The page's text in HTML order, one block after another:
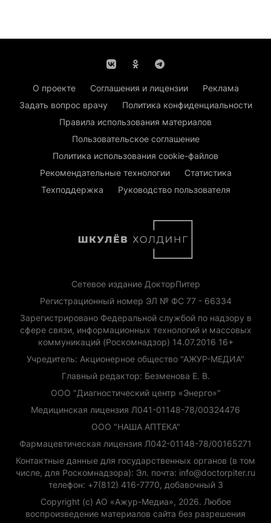
О проекте Соглашения и лицензии
Реклама
Задать вопрос врачу
Политика конфиденциальности
Правила использования материалов
Пользовательское соглашение
Политика использования cookie-файлов
Рекомендательные технологии
Статистика
Техподдержка
Руководство пользователя
Сетевое издание ДокторПитер
Регистрационный номер ЭЛ № ФС 77 - 66334
Зарегистрировано Федеральной службой по надзору в
сфере связи, информационных технологий и массовых
коммуникаций (Роскомнадзор) 14.07.2016 16+
Учредитель: Акционерное общество "АЖУР-МЕДИА"
Главный редактор: Безменова Е. В.
ООО "Диагностический центр «Энерго»"
Медицинская лицензия Л041-01148-78/00324476
ООО "НАША АПТЕКА"
Фармацевтическая лицензия Л042-01148-78/00165271
Контактные данные для государственных органов (в том
числе, для Роскомнадзора): Эл. почта: info@doctorpiter.ru
телефон: +7(812) 416-7770, добавочный 3
Copyright (с) АО «Ажур-Медиа», 2026. Любое
воспроизведение материалов сайта без разрешения